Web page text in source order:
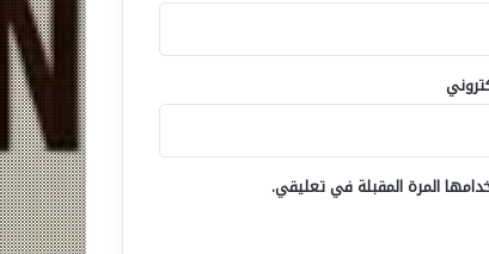
المرة المقبلة في تعليقي.